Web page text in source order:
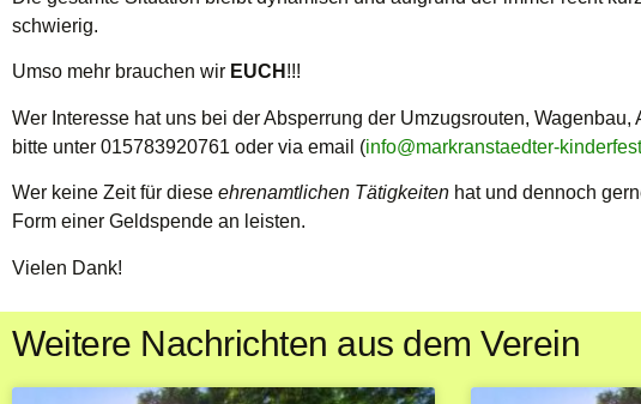
schwierig.
Umso mehr brauchen wir EUCH !!!
Wer Interesse hat uns bei der Absperrung der Umzugsrouten,
bitte unter 015783920761 oder via email (info@markranstaedter-
Wer keine Zeit für diese ehrenamtlichen Tätigkeiten hat und dennoch
Form einer Geldspende an leisten.
Vielen Dank!
Weitere Nachrichten aus dem Verein